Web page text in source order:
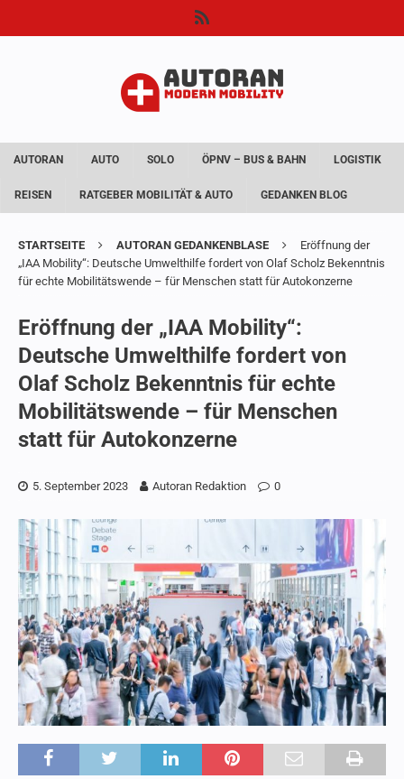
AUTORAN AUTO SOLO ÖPNV – BUS & BAHN LOGISTIK
REISEN RATGEBER MOBILITÄT & AUTO GEDANKEN BLOG
STARTSEITE AUTORAN GEDANKENBLASE
Eröffnung der
„IAA Mobility“: Deutsche Umwelthilfe fordert von Olaf Scholz Bekenntnis
für echte Mobilitätswende – für Menschen statt für Autokonzerne
Eröffnung der „IAA Mobility“:
Deutsche Umwelthilfe fordert von
Olaf Scholz Bekenntnis für echte
Mobilitätswende – für Menschen
statt für Autokonzerne
5. September 2023 Autoran Redaktion 0